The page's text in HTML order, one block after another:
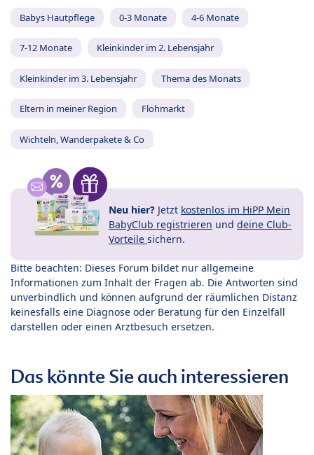
Babys Hautpflege 0-3 Monate 4-6 Monate
7-12 Monate Kleinkinder im 2. Lebensjahr
Kleinkinder im 3. Lebensjahr Thema des Monats
Eltern in meiner Region Flohmarkt
Wichteln, Wanderpakete & Co
Neu hier? Jetzt kostenlos im HiPP Mein
BabyClub registrieren und deine Club-
Vorteile sichern.
Bitte beachten: Dieses Forum bildet nur allgemeine
Informationen zum Inhalt der Fragen ab. Die Antworten sind
unverbindlich und können aufgrund der räumlichen Distanz
keinesfalls eine Diagnose oder Beratung für den Einzelfall
darstellen oder einen Arztbesuch ersetzen.
Das könnte Sie auch interessieren